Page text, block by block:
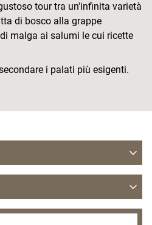
tour tra un'infinita varietà
di bosco alla grappe
malga ai salumi le cui ricette
i palati più esigenti.
Lavarone Luserna Vigolana